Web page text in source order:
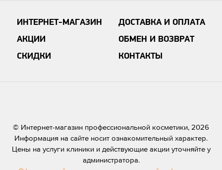
ИНТЕРНЕТ-МАГАЗИН
АКЦИИ
СКИДКИ
ДОСТАВКА И ОПЛАТА
ОБМЕН И ВОЗВРАТ
КОНТАКТЫ
© Интернет-магазин профессиональной косметики, 2026
Информация на сайте носит ознакомительный характер.
Цены на услуги клиники и действующие акции уточняйте у
администратора.